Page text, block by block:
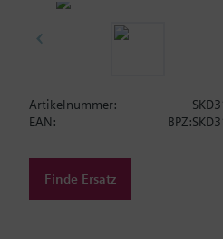
Artikelnummer:
EAN:
Finde Ersatz